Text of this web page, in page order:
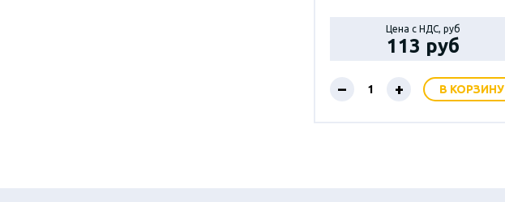
Цена с НДС, руб
113 руб
– + В КОРЗИНУ